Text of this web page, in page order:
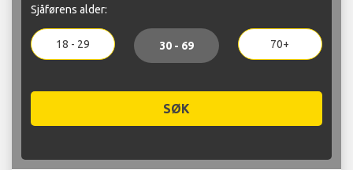
Sjåførens alder:
18 - 29 30 - 69 70+
SØK